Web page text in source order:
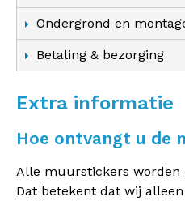
Ondergrond en
Betaling & bezorging
Extra informatie
Hoe ontvangt u de
Alle muurstickers worden
Dat betekent dat wij